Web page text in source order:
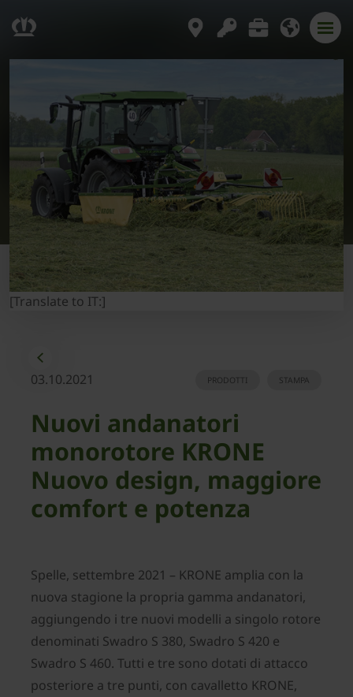
[Translate to IT:]
03.10.2021 STAMPA
PRODOTTI
Nuovi andanatori
monorotore KRONE
Nuovo design, maggiore
comfort e potenza
Spelle, settembre 2021 – KRONE amplia con la
nuova stagione la propria gamma andanatori,
aggiungendo i tre nuovi modelli a singolo rotore
denominati Swadro S 380, Swadro S 420 e
Swadro S 460. Tutti e tre sono dotati di attacco
posteriore a tre punti, con cavalletto KRONE,